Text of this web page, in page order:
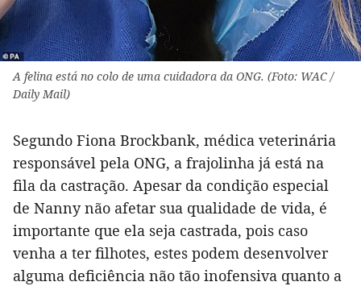
A felina está no colo de uma cuidadora da ONG. (Foto: WAC /
Daily Mail)
Segundo Fiona Brockbank, médica veterinária
responsável pela ONG, a frajolinha já está na
fila da castração. Apesar da condição especial
de Nanny não afetar sua qualidade de vida, é
importante que ela seja castrada, pois caso
venha a ter filhotes, estes podem desenvolver
alguma deficiência não tão inofensiva quanto a